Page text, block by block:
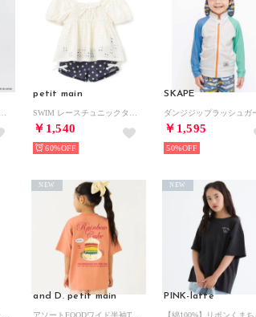
petit main
￥1,540
60%
SKAPE
￥1,595
50%
and D. petit main
NEW
PINK-latte
NEW